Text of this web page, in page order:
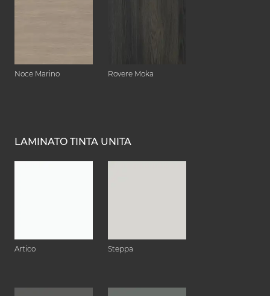
Noce Marino Rovere Moka
LAMINATO TINTA UNITA
Artico Steppa